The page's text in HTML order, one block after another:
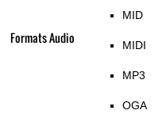
Formats Audio
MID
MIDI
MP3
OGA